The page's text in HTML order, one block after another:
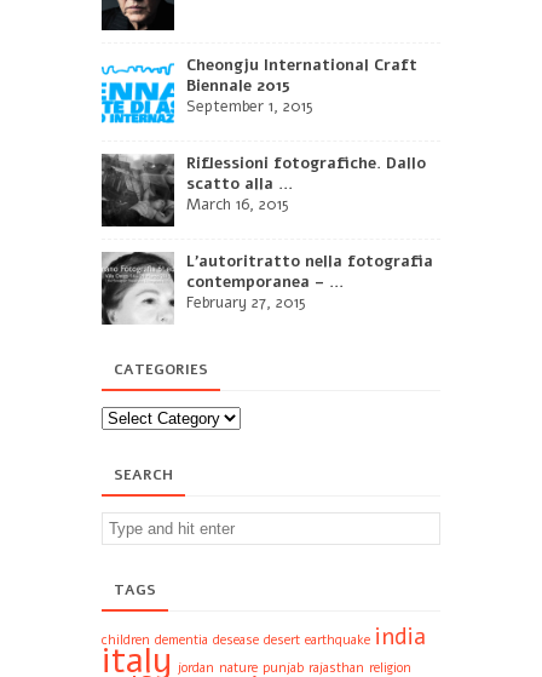
Cheongju International Craft
Biennale 2015
September 1, 2015
Riflessioni fotografiche. Dallo
scatto alla ...
March 16, 2015
L’autoritratto nella fotografia
contemporanea – ...
February 27, 2015
CATEGORIES
SEARCH
TAGS
children dementia desease desert earthquake india
italy jordan nature punjab rajasthan religion